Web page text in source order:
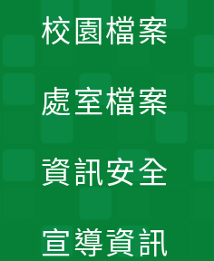
校園檔案
處室檔案
資訊安全
宣導資訊